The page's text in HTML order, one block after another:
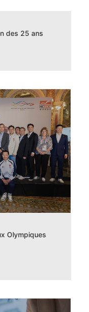
des 25 ans
Olympiques